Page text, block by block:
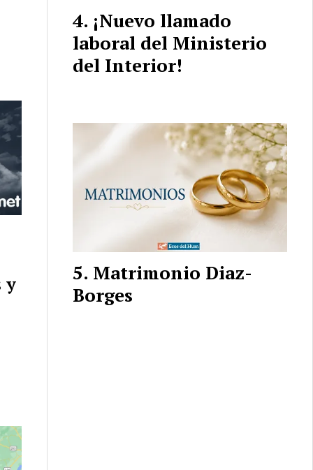
y
¡Nuevo llamado
laboral del Ministerio
del Interior!
Matrimonio Diaz-
Borges